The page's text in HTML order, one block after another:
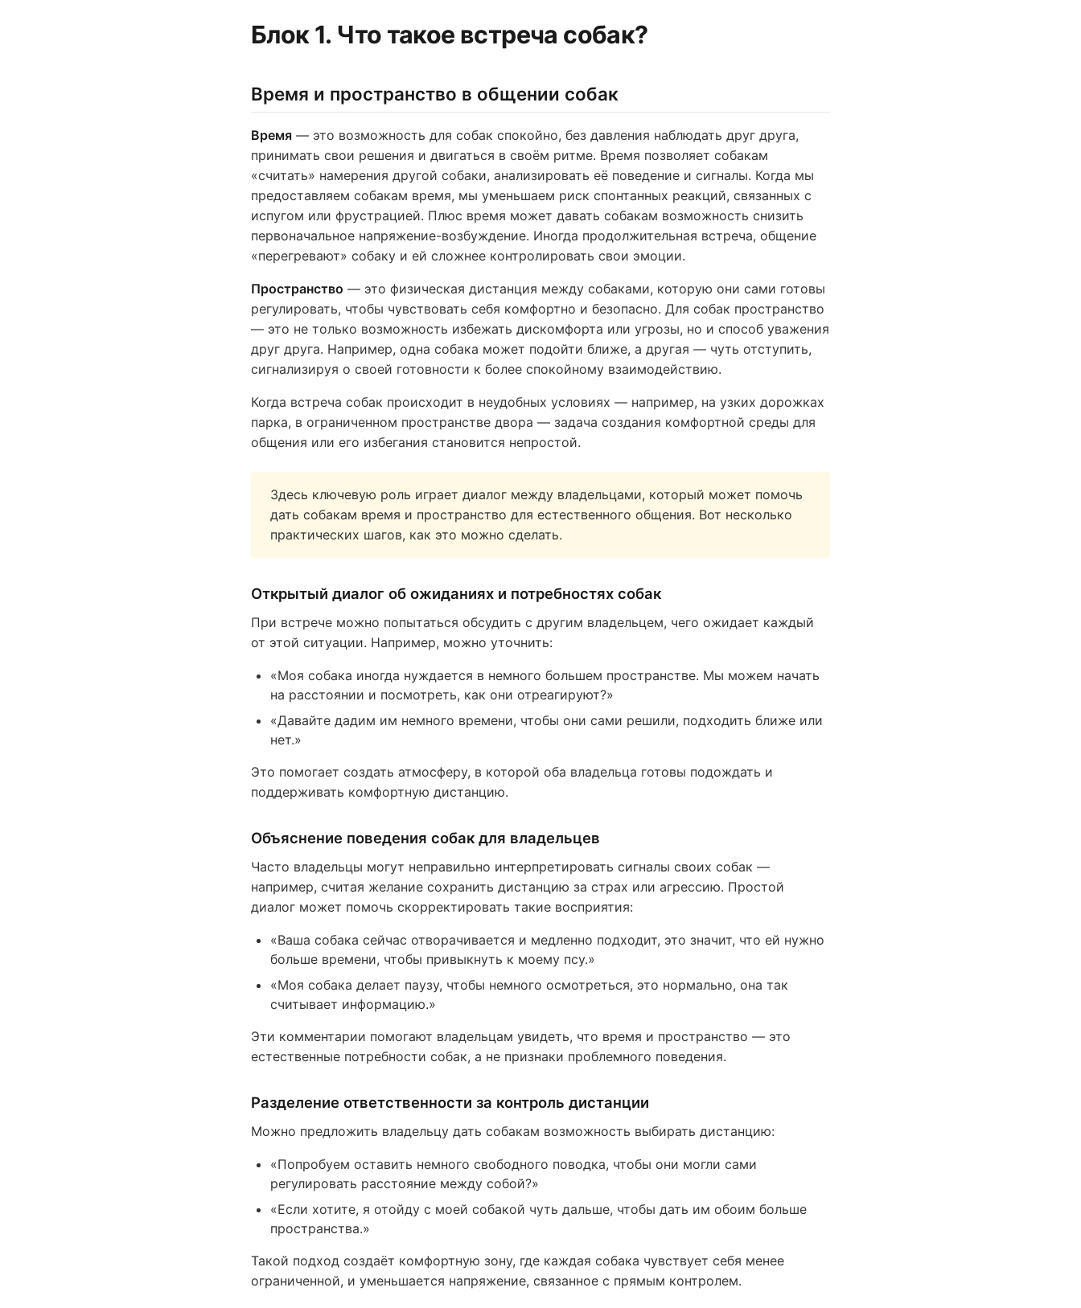
Блок 1. Что такое встреча собак?
Время и пространство в общении собак
Время — это возможность для собак спокойно, без давления наблюдать друг друга,
принимать свои решения и двигаться в своём ритме. Время позволяет собакам
«считать» намерения другой собаки, анализировать её поведение и сигналы. Когда мы
предоставляем собакам время, мы уменьшаем риск спонтанных реакций, связанных с
испугом или фрустрацией. Плюс время может давать собакам возможность снизить
первоначальное напряжение-возбуждение. Иногда продолжительная встреча, общение
«перегревают» собаку и ей сложнее контролировать свои эмоции.
Пространство — это физическая дистанция между собаками, которую они сами готовы
регулировать, чтобы чувствовать себя комфортно и безопасно. Для собак пространство
— это не только возможность избежать дискомфорта или угрозы, но и способ уважения
друг друга. Например, одна собака может подойти ближе, а другая — чуть отступить,
сигнализируя о своей готовности к более спокойному взаимодействию.
Когда встреча собак происходит в неудобных условиях — например, на узких дорожках
парка, в ограниченном пространстве двора — задача создания комфортной среды для
общения или его избегания становится непростой.
Здесь ключевую роль играет диалог между владельцами, который может помочь
дать собакам время и пространство для естественного общения. Вот несколько
практических шагов, как это можно сделать.
Открытый диалог об ожиданиях и потребностях собак
При встрече можно попытаться обсудить с другим владельцем, чего ожидает каждый
от этой ситуации. Например, можно уточнить:
«Моя собака иногда нуждается в немного большем пространстве. Мы можем начать
на расстоянии и посмотреть, как они отреагируют?»
«Давайте дадим им немного времени, чтобы они сами решили, подходить ближе или
нет.»
Это помогает создать атмосферу, в которой оба владельца готовы подождать и
поддерживать комфортную дистанцию.
Объяснение поведения собак для владельцев
Часто владельцы могут неправильно интерпретировать сигналы своих собак —
например, считая желание сохранить дистанцию за страх или агрессию. Простой
диалог может помочь скорректировать такие восприятия:
«Ваша собака сейчас отворачивается и медленно подходит, это значит, что ей нужно
больше времени, чтобы привыкнуть к моему псу.»
«Моя собака делает паузу, чтобы немного осмотреться, это нормально, она так
считывает информацию.»
Эти комментарии помогают владельцам увидеть, что время и пространство — это
естественные потребности собак, а не признаки проблемного поведения.
Разделение ответственности за контроль дистанции
Можно предложить владельцу дать собакам возможность выбирать дистанцию:
«Попробуем оставить немного свободного поводка, чтобы они могли сами
регулировать расстояние между собой?»
«Если хотите, я отойду с моей собакой чуть дальше, чтобы дать им обоим больше
пространства.»
Такой подход создаёт комфортную зону, где каждая собака чувствует себя менее
ограниченной, и уменьшается напряжение, связанное с прямым контролем.